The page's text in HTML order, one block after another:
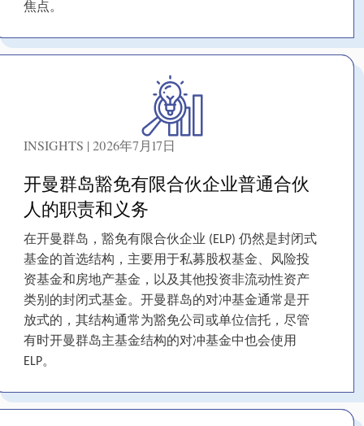
焦点。
INSIGHTS | 2026年7月17日
开曼群岛豁免有限合伙企业普通合伙
人的职责和义务
在开曼群岛，豁免有限合伙企业 (ELP) 仍然是封闭式
基金的首选结构，主要用于私募股权基金、风险投
资基金和房地产基金，以及其他投资非流动性资产
类别的封闭式基金。开曼群岛的对冲基金通常是开
放式的，其结构通常为豁免公司或单位信托，尽管
有时开曼群岛主基金结构的对冲基金中也会使用
ELP。